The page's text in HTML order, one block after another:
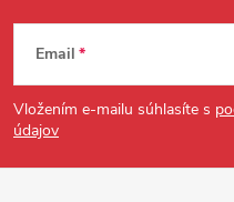
Zápätie
Email
Vložením e-mailu súhlasíte s
údajov